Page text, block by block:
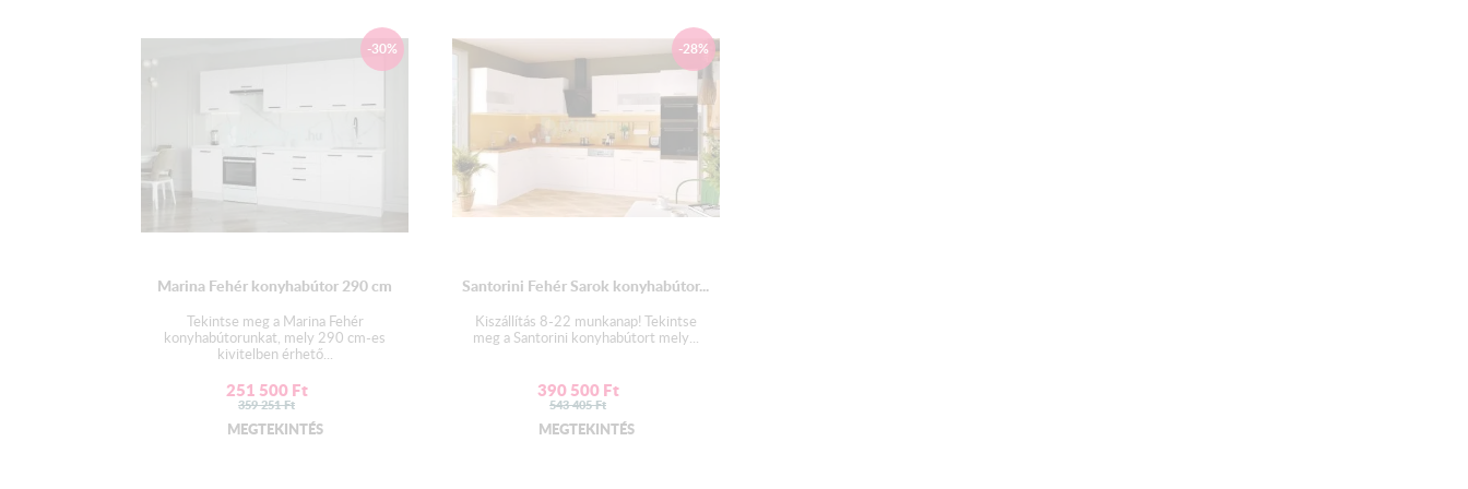
-30%
Marina Fehér konyhabútor 290 cm
Tekintse meg a Marina Fehér
konyhabútorunkat, mely 290 cm-es
kivitelben érhető...
251 500Ft
359 251Ft
MEGTEKINTÉS
-28%
Santorini Fehér Sarok konyhabútor...
Kiszállítás 8-22 munkanap! Tekintse
meg a Santorini konyhabútort mely...
390 500Ft
543 405Ft
MEGTEKINTÉS